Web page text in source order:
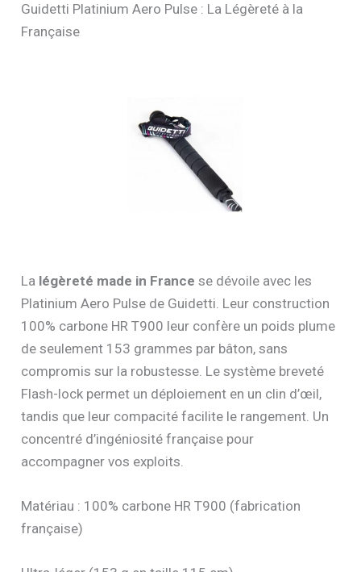
Guidetti Platinium Aero Pulse : La Légèreté à la
Française
La légèreté made in France se dévoile avec les
Platinium Aero Pulse de Guidetti. Leur construction
100% carbone HR T900 leur confère un poids plume
de seulement 153 grammes par bâton, sans
compromis sur la robustesse. Le système breveté
Flash-lock permet un déploiement en un clin d’œil,
tandis que leur compacité facilite le rangement. Un
concentré d’ingéniosité française pour
accompagner vos exploits.
Matériau : 100% carbone HR T900 (fabrication
française)